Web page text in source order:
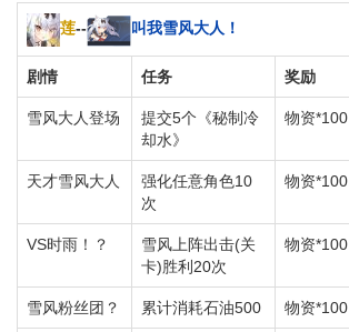
莲-- 叫我雪风大人！
剧情 任务 奖励
雪风大人登场
提交5个《秘制冷
却水》
物资*100
天才雪风大人
强化任意角色10
次
物资*100
VS时雨！？
雪风上阵出击(关
卡)胜利20次
物资*100
雪风粉丝团？ 累计消耗石油500 物资*100